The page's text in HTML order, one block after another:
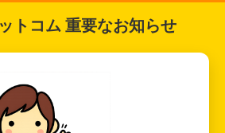
トコム 重要なお知らせ